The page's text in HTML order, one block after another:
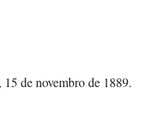
de novembro de 1889.